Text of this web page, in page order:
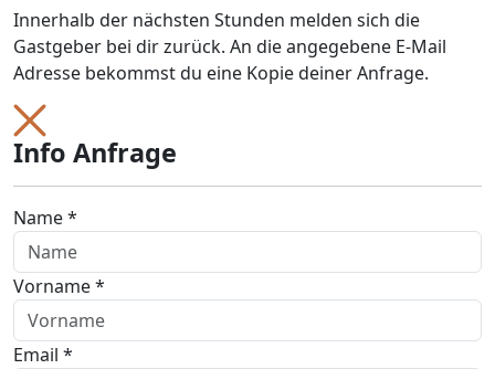
Innerhalb der nächsten Stunden melden sich die
Gastgeber bei dir zurück. An die angegebene E-Mail
Adresse bekommst du eine Kopie deiner Anfrage.
Info Anfrage
Name *
Vorname *
Email *